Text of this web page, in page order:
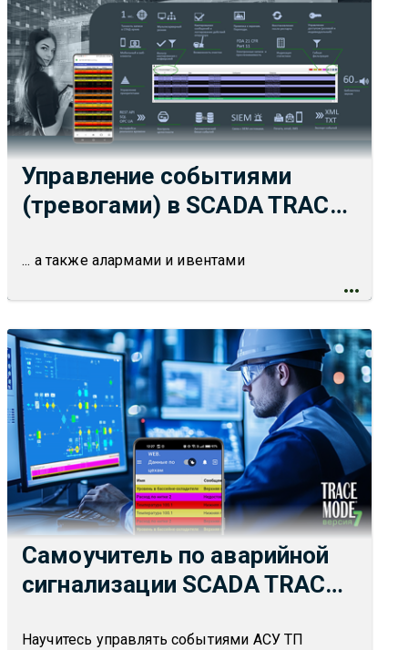
Управление событиями
(тревогами) в SCADA TRACE
... а также алармами и ивентами
Самоучитель по аварийной
сигнализации SCADA TRACE
Научитесь управлять событиями АСУ ТП